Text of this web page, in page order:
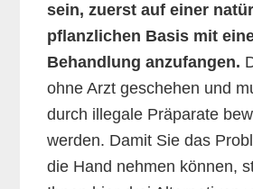
sein, zuerst auf einer
pflanzlichen Basis mit
Behandlung anzufangen.
ohne Arzt geschehen und
durch illegale Präparate
werden. Damit Sie das
die Hand nehmen können,